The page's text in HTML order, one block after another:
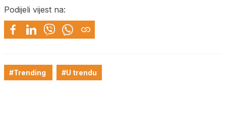
Podijeli vijest na:
#Trending #U trendu